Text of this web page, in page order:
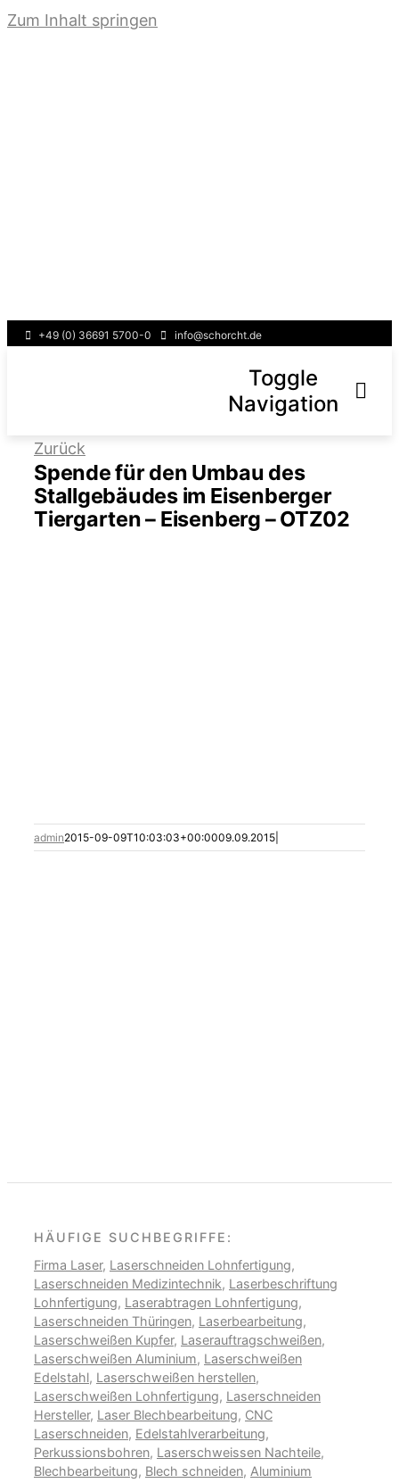
Zum Inhalt springen
+49 (0) 36691 5700-0 info@schorcht.de
Toggle
Navigation
Leistungen
Zurück
Spende für den Umbau des
Stallgebäudes im Eisenberger
Tiergarten – Eisenberg – OTZ02
admin2015-09-09T10:03:03+00:0009.09.2015
HÄUFIGE SUCHBEGRIFFE:
Firma Laser, Laserschneiden Lohnfertigung,
Laserschneiden Medizintechnik, Laserbeschriftung
Lohnfertigung, Laserabtragen Lohnfertigung,
Laserschneiden Thüringen, Laserbearbeitung,
Laserschweißen Kupfer, Laserauftragschweißen,
Laserschweißen Aluminium, Laserschweißen
Edelstahl, Laserschweißen herstellen,
Laserschweißen Lohnfertigung, Laserschneiden
Hersteller, Laser Blechbearbeitung, CNC
Laserschneiden, Edelstahlverarbeitung,
Perkussionsbohren, Laserschweissen Nachteile,
Blechbearbeitung, Blech schneiden, Aluminium